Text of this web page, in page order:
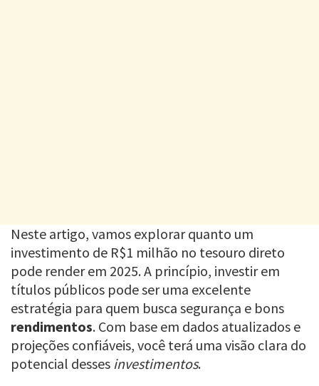
Neste artigo, vamos explorar quanto um
investimento de R$1 milhão no tesouro direto
pode render em 2025. A princípio, investir em
títulos públicos pode ser uma excelente
estratégia para quem busca segurança e bons
rendimentos. Com base em dados atualizados e
projeções confiáveis, você terá uma visão clara do
potencial desses investimentos.